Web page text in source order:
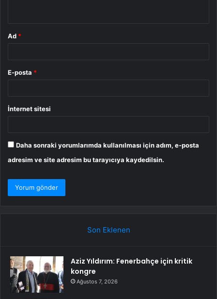
Ad *
E-posta *
İnternet sitesi
Daha sonraki yorumlarımda kullanılması için adım, e-posta
adresim ve site adresim bu tarayıcıya kaydedilsin.
Son Eklenen
Aziz Yıldırım: Fenerbahçe için kritik
kongre
Ağustos 7, 2026